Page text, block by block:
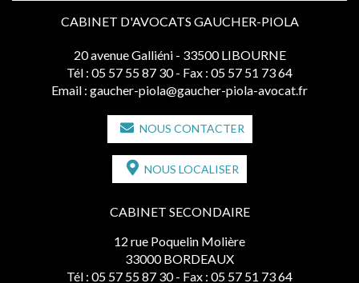
CABINET D'AVOCATS GAUCHER-PIOLA
20 avenue Galliéni - 33500 LIBOURNE
Tél : 05 57 55 87 30 - Fax : 05 57 51 73 64
Email : gaucher-piola@gaucher-piola-avocat.fr
NOUS CONTACTER
NOUS LOCALISER
CABINET SECONDAIRE
12 rue Poquelin Molière
33000 BORDEAUX
Tél : 05 57 55 87 30 - Fax : 05 57 51 73 64